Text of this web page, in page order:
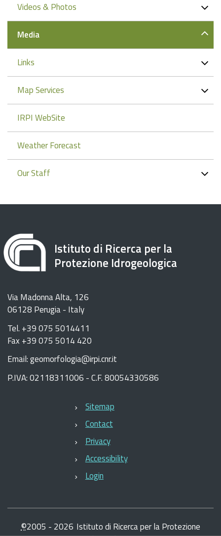
Videos & Photos
Media
Links
Map Services
IRPI WebSite
Weather Forecast
Our Staff
Istituto di Ricerca per la
Protezione Idrogeologica
Via Madonna Alta, 126
06128 Perugia - Italy
Tel. +39 075 5014411
Fax +39 075 5014 420
Email: geomorfologia@irpi.cnr.it
P.IVA: 02118311006 - C.F. 80054330586
Sitemap
Contact
Privacy
Accessibility
Login
©2005 - 2026 Istituto di Ricerca per la Protezione